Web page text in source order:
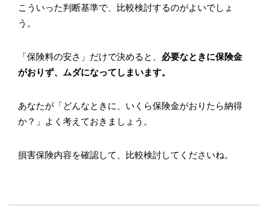
こういった判断基準で、比較検討するのがよいでしょ
う。
「保険料の安さ」だけで決めると、 必要なときに保険金
がおりず、ムダになってしまいます。
あなたが「どんなときに、いくら保険金がおりたら納得
か？」よく考えておきましょう。
損害保険内容を確認して、比較検討してくださいね。